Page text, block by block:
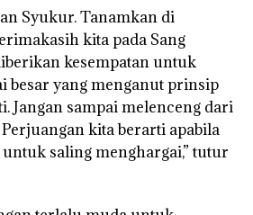
Syukur. Tanamkan di
kita pada Sang
kesempatan untuk
besar yang menganut prinsip
Jangan sampai melenceng dari
kita berarti apabila
saling menghargai,” tutur